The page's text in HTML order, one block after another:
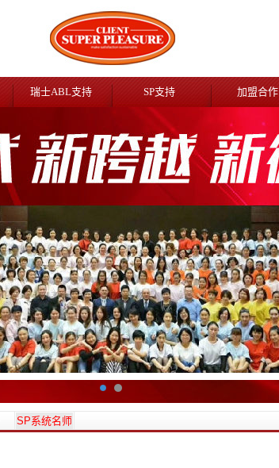
瑞士ABL支持 SP支持 加盟合作
SP系统名师